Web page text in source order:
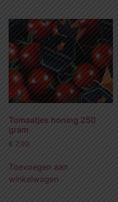
Tomaatjes honing 250
gram
€ 7,00
Toevoegen aan
winkelwagen